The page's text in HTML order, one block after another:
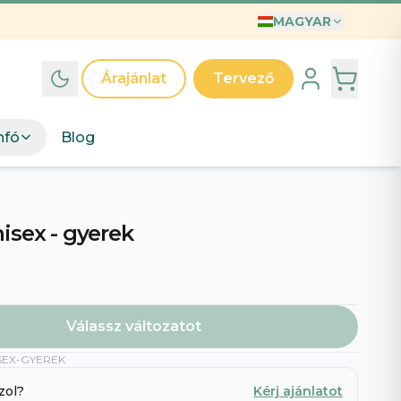
MAGYAR
Árajánlat Tervező
legjobb apa
Blog
- gyerek
Válassz változatot
GYEREK
Kérj ajánlatot